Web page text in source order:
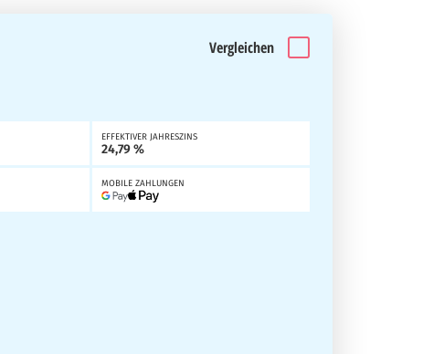
Vergleichen
EFFEKTIVER JAHRESZINS
24,79 %
MOBILE ZAHLUNGEN